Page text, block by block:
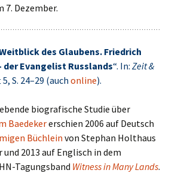
7. Dezember.
des Glaubens. Friedrich
der Evangelist Russlands“. In: Zeit &
S. 24–29 (auchonline).
biografische Studie über
Baedekererschien 2006 auf Deutsch
Büchlein von Stephan Holthaus
2013 auf Englisch in dem
Tagungsband Witness in Many Lands.